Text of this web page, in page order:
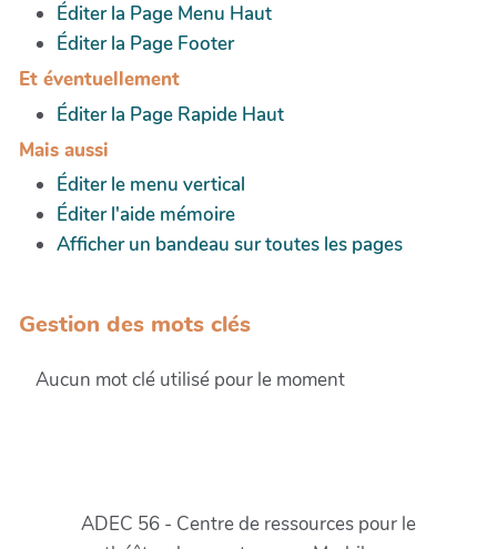
Éditer la Page Menu Haut
Éditer la Page Footer
Et éventuellement
Éditer la Page Rapide Haut
Mais aussi
Éditer le menu vertical
Éditer l'aide mémoire
Afficher un bandeau sur toutes les pages
Gestion des mots clés
Aucun mot clé utilisé pour le moment
ADEC 56 - Centre de ressources pour le